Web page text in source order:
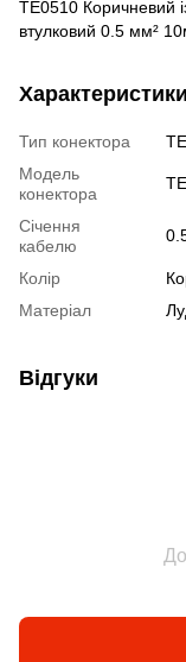
TE0510 Коричневий
втулковий 0.5 мм²
Характеристики
Тип конектора
TE
Модель
конектора
Січення
кабелю
Колір
Матеріал
Відгуки